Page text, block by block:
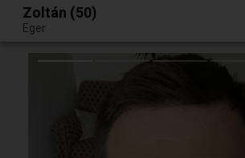
Egy jó randiból bármi lehet.
Zoltán (50)
Eger